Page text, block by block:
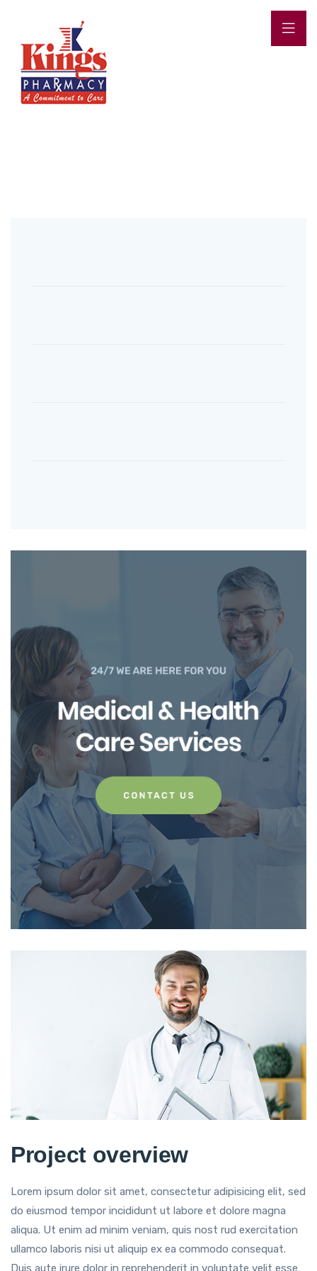
Project overview
Lorem ipsum dolor sit amet, consectetur adipisicing elit, sed
do eiusmod tempor incididunt ut labore et dolore magna
aliqua. Ut enim ad minim veniam, quis nost rud exercitation
ullamco laboris nisi ut aliquip ex ea commodo consequat.
Duis aute irure dolor in reprehenderit in voluptate velit esse